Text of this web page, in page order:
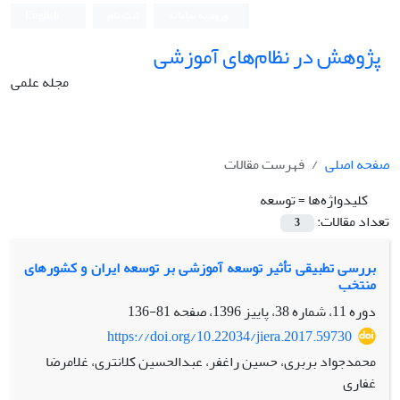
پژوهش در نظام‌های آموزشی
مجله علمی
صفحه اصلی
فهرست مقالات
کلیدواژه‌ها =توسعه
تعداد مقالات:
3
بررسی تطبیقی تأثیر توسعه آموزشی بر توسعه ایران و کشورهای
منتخب
دوره 11، شماره 38، پاییز 1396، صفحه
81-136
https://doi.org/10.22034/jiera.2017.59730
محمدجواد بربری، حسین راغفر، عبدالحسین کلانتری، غلامرضا
غفاری